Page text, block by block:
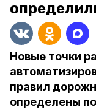
Новые точки
правил
определены